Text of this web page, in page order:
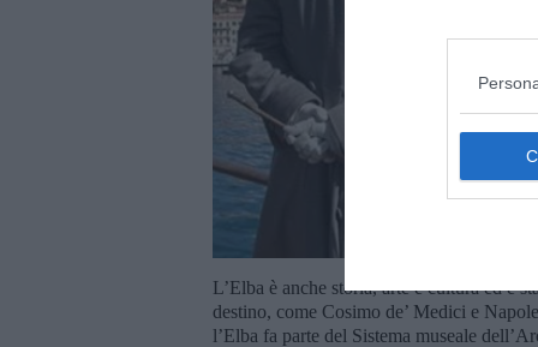
L’Elba è anche storia, arte e cultura ed è
destino, come Cosimo de’ Medici e
l’Elba fa parte del Sistema museale